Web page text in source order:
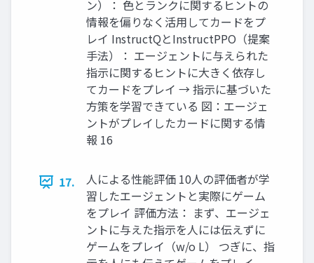
ン）： 色とランクに関するヒントの
情報を偏りなく活用してカードをプ
レイ InstructQとInstructPPO（提案
手法）： エージェントに与えられた
指示に関するヒントに大きく依存し
てカードをプレイ → 指示に基づいた
方策を学習できている 図：エージェ
ントがプレイしたカードに関する情
報 16
17.
人による性能評価 10人の評価者が学
習したエージェントと実際にゲーム
をプレイ 評価方法： まず、エージェ
ントに与えた指示を人には伝えずに
ゲームをプレイ（w/o L） つぎに、指